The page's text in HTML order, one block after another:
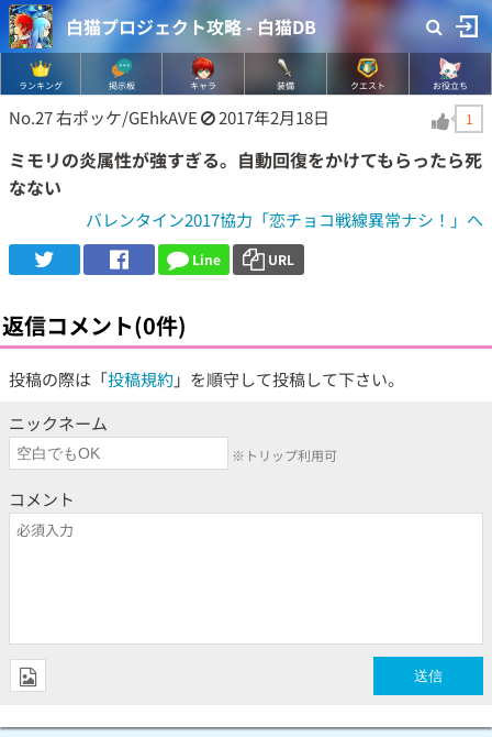
白猫プロジェクト攻略 - 白猫DB
ランキング 掲示板 キャラ 装備 クエスト お役立ち
No.27右ポッケ/GEhkAVE 2017年2月18日 1
ミモリの炎属性が強すぎる。自動回復をかけてもらったら死
なない
バレンタイン2017協力「恋チョコ戦線異常ナシ！」へ
Line URL
返信コメント(0件)
投稿の際は「投稿規約 」を順守して投稿して下さい。
ニックネーム
※トリップ利用可
コメント